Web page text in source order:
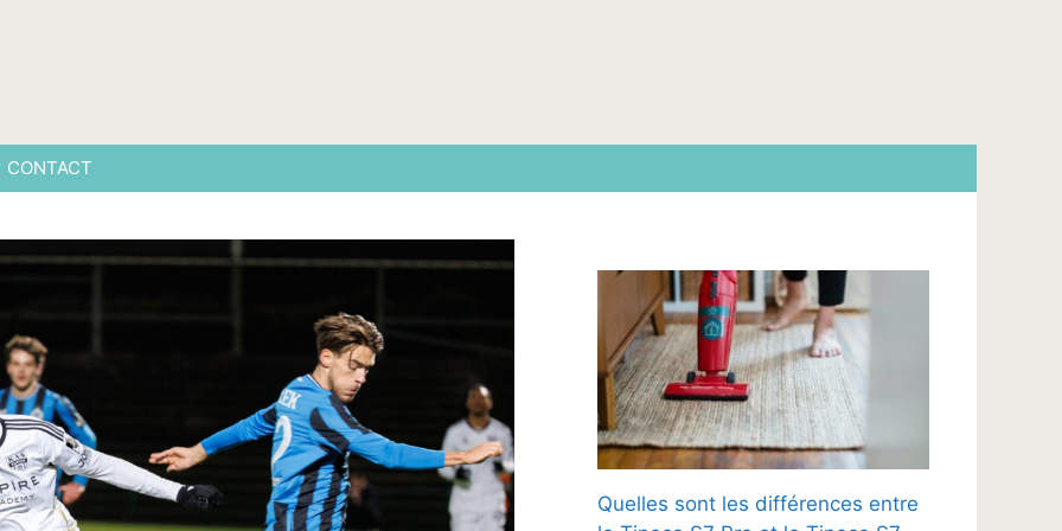
CONTACT
Quelles sont les différences entre